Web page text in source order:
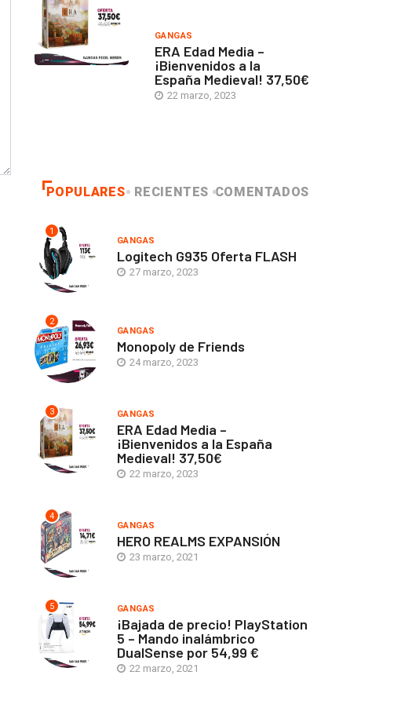
GANGAS
ERA Edad Media –
¡Bienvenidos a la
España Medieval! 37,50€
22 marzo, 2023
POPULARES RECIENTES COMENTADOS
1
GANGAS
Logitech G935 Oferta FLASH
27 marzo, 2023
2
GANGAS
Monopoly de Friends
24 marzo, 2023
3 GANGAS
ERA Edad Media –
¡Bienvenidos a la España
Medieval! 37,50€
22 marzo, 2023
4
GANGAS
HERO REALMS EXPANSIÓN
23 marzo, 2021
5 GANGAS
¡Bajada de precio! PlayStation
5 – Mando inalámbrico
DualSense por 54,99 €
22 marzo, 2021